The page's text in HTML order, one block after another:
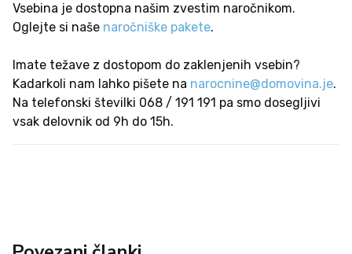
Vsebina je dostopna našim zvestim naročnikom.
Oglejte si naše naročniške pakete.
Imate težave z dostopom do zaklenjenih vsebin?
Kadarkoli nam lahko pišete na narocnine@domovina.je.
Na telefonski številki 068 / 191 191 pa smo dosegljivi
vsak delovnik od 9h do 15h.